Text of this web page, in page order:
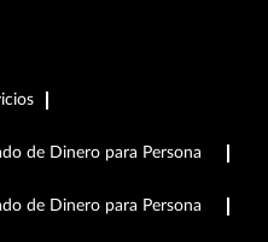
de Dinero para Persona
de Dinero para Persona